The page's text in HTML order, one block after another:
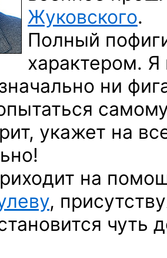
Жуковского.
Полный
характером.
ни
укажет на
на
,
чуть